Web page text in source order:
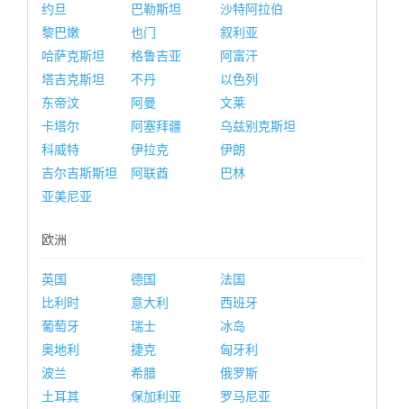
约旦
巴勒斯坦
沙特阿拉伯
黎巴嫩
也门
叙利亚
哈萨克斯坦
格鲁吉亚
阿富汗
塔吉克斯坦
不丹
以色列
东帝汶
阿曼
文莱
卡塔尔
阿塞拜疆
乌兹别克斯坦
科威特
伊拉克
伊朗
吉尔吉斯斯坦
阿联酋
巴林
亚美尼亚
欧洲
英国 德国
法国
比利时
意大利
西班牙
葡萄牙
瑞士
冰岛
奥地利
捷克
匈牙利
波兰
希腊
俄罗斯
土耳其
保加利亚
罗马尼亚